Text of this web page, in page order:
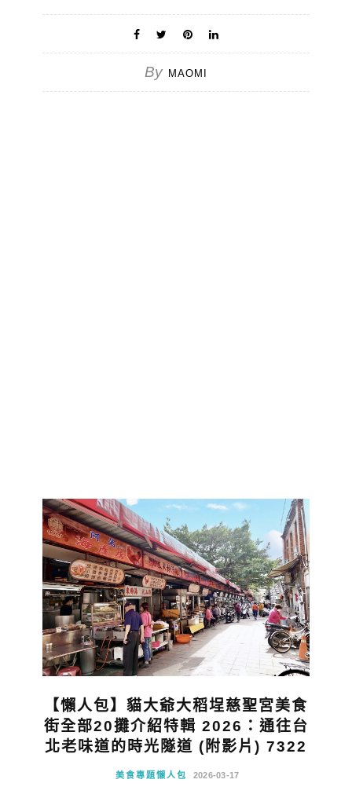
By MAOMI
【懶人包】貓大爺大稻埕慈聖宮美食
街全部20攤介紹特輯 2026：通往台
北老味道的時光隧道 (附影片) 7322
美食專題懶人包 2026-03-17